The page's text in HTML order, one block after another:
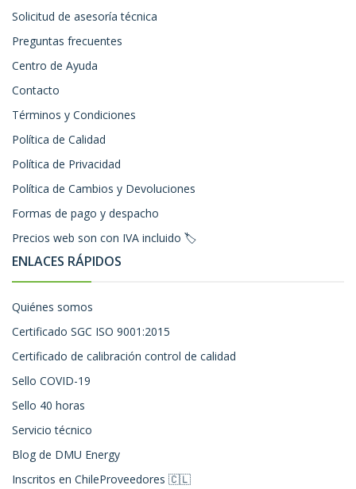
Solicitud de asesoría técnica
Preguntas frecuentes
Centro de Ayuda
Contacto
Términos y Condiciones
Política de Calidad
Política de Privacidad
Política de Cambios y Devoluciones
Formas de pago y despacho
Precios web son con IVA incluido 🏷️
ENLACES RÁPIDOS
Quiénes somos
Certificado SGC ISO 9001:2015
Certificado de calibración control de calidad
Sello COVID-19
Sello 40 horas
Servicio técnico
Blog de DMU Energy
Inscritos en ChileProveedores 🇨🇱